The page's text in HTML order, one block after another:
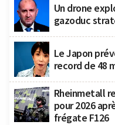
Un drone
gazoduc
Le Japon
record de 48
Rheinmetall
pour 2026
frégate F126